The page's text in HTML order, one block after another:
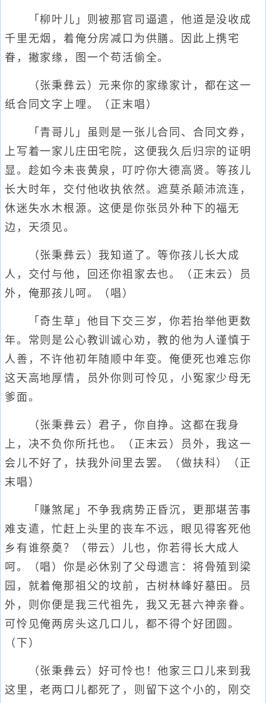
「柳叶儿」则被那官司逼遣，他道是没收成
千里无烟，着俺分房减口为供膳。因此上携宅
眷，撇家缘，图一个苟活偷全。
（张秉彝云）元来你的家缘家计，都在这一
纸合同文字上哩。（正末唱）
「青哥儿」虽则是一张儿合同、合同文券，
上写着一家儿庄田宅院，这便我久后归宗的证明
显。趁如今未丧黄泉，叮咛你大德高贤。等孩儿
长大时年，交付他收执依然。遮莫杀颠沛流连，
休迷失水木根源。这便是你张员外种下的福无
边，天须见。
（张秉彝云）我知道了。等你孩儿长大成
人，交付与他，回还你祖家去也。（正末云）员
外，俺那孩儿呵。（唱）
「奇生草」他目下交三岁，你若抬举他更数
年。常则是公心教训诚心劝，教的他为人谨慎于
人善，不许他初年随顺中年变。俺便死也难忘你
这天高地厚情，员外你则可怜见，小冤家少母无
爹面。
（张秉彝云）君子，你自挣。这都在我身
上，决不负你所托也。（正末云）员外，我这一
会儿不好了，扶我外间里去罢。（做扶科）（正
末唱）
「赚煞尾」不争我病势正昏沉，更那堪苦事
难支遣，忙赶上头里的丧车不远，眼见得客死他
乡有谁祭奠？（带云）儿也，你若得长大成人
呵。（唱）你是必休别了父母遗言：将骨殖到梁
园，就着俺那祖父的坟前，古树林峰好墓田。员
外，则你便是我三代祖先，我又无甚六神亲眷。
可怜见俺两房头这几口儿，都不得个好团圆。
（下）
（张秉彝云）好可怜也！他家三口儿来到我
这里，老两口儿都死了，则留下这个小的，刚交